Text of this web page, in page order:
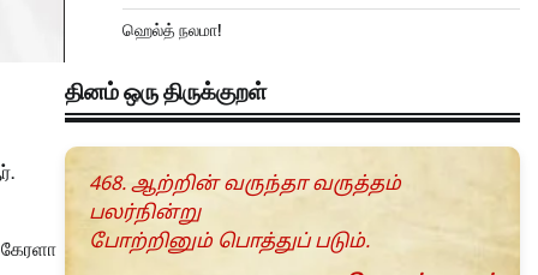
ஹெல்த் நலமா!
தினம் ஒரு திருக்குறள்
468. ஆற்றின் வருந்தா வருத்தம்
பலர்நின்று
போற்றினும் பொத்துப் படும்.